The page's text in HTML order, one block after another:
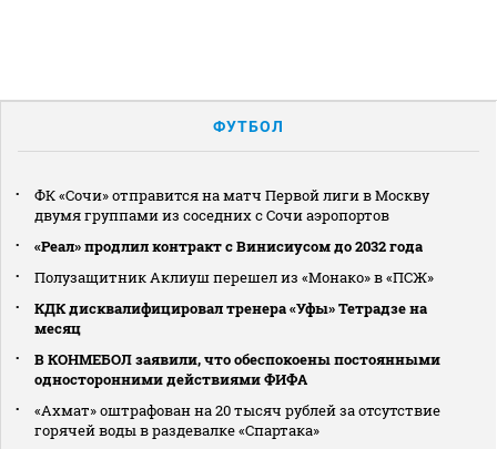
ФУТБОЛ
ФК «Сочи» отправится на матч Первой лиги в Москву
двумя группами из соседних с Сочи аэропортов
«Реал» продлил контракт с Винисиусом до 2032 года
Полузащитник Аклиуш перешел из «Монако» в «ПСЖ»
КДК дисквалифицировал тренера «Уфы» Тетрадзе на
месяц
В КОНМЕБОЛ заявили, что обеспокоены постоянными
односторонними действиями ФИФА
«Ахмат» оштрафован на 20 тысяч рублей за отсутствие
горячей воды в раздевалке «Спартака»